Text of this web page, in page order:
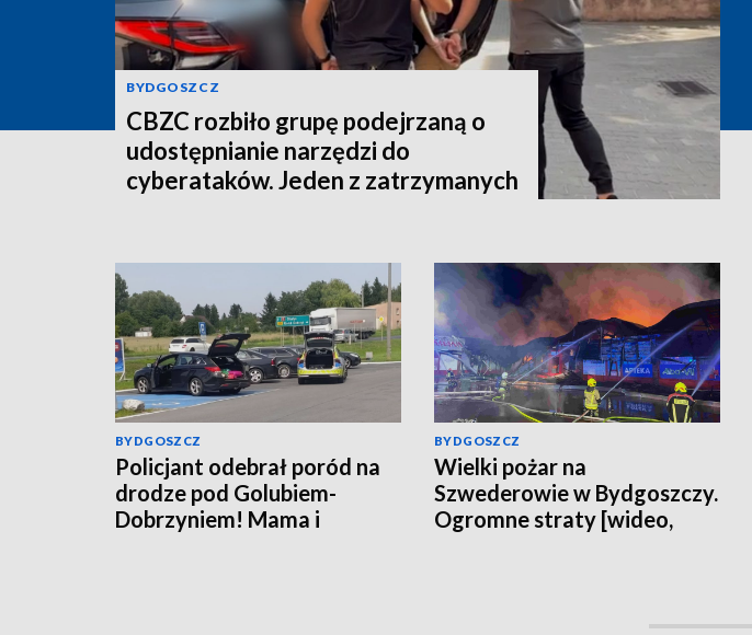
BYDGOSZCZ
CBZC rozbiło grupę podejrzaną o
udostępnianie narzędzi do
cyberataków. Jeden z zatrzymanych
BYDGOSZCZ
Policjant odebrał poród na
drodze pod Golubiem-
Dobrzyniem! Mama i
BYDGOSZCZ
Wielki pożar na
Szwederowie w Bydgoszczy.
Ogromne straty [wideo,